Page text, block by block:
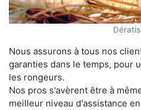
Nous assurons à tous nos
garanties dans le temps, pour
les rongeurs.
Nos pros s'avèrent être à
meilleur niveau d'assistance